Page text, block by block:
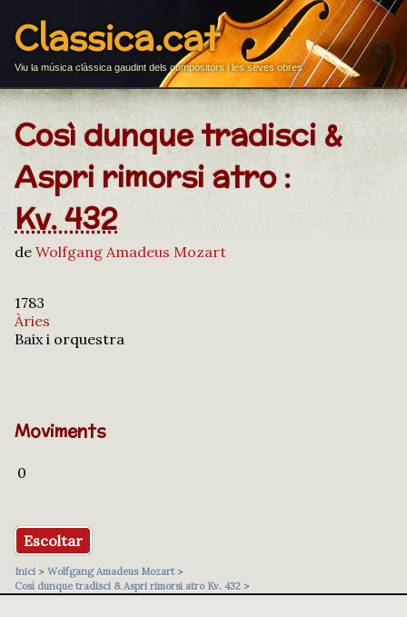
Classica.cat
Viu la música clàssica gaudint dels compositors i les seves obres
Così dunque tradisci &
Aspri rimorsi atro :
Kv. 432
de Wolfgang Amadeus Mozart
1783
Àries
Baix i orquestra
Moviments
0
Escoltar
Inici > Wolfgang Amadeus Mozart>
Così dunque tradisci & Aspri rimorsi atro Kv. 432 >